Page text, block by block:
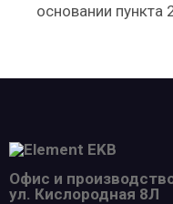
основании пункта
Офис и
ул. Кислородная 8Л